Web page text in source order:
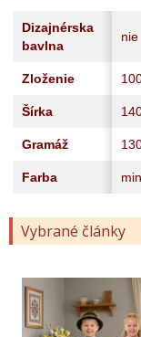
Dizajnérska
bavlna
nie
Zloženie
Šírka
Gramáž
Farba
Vybrané články